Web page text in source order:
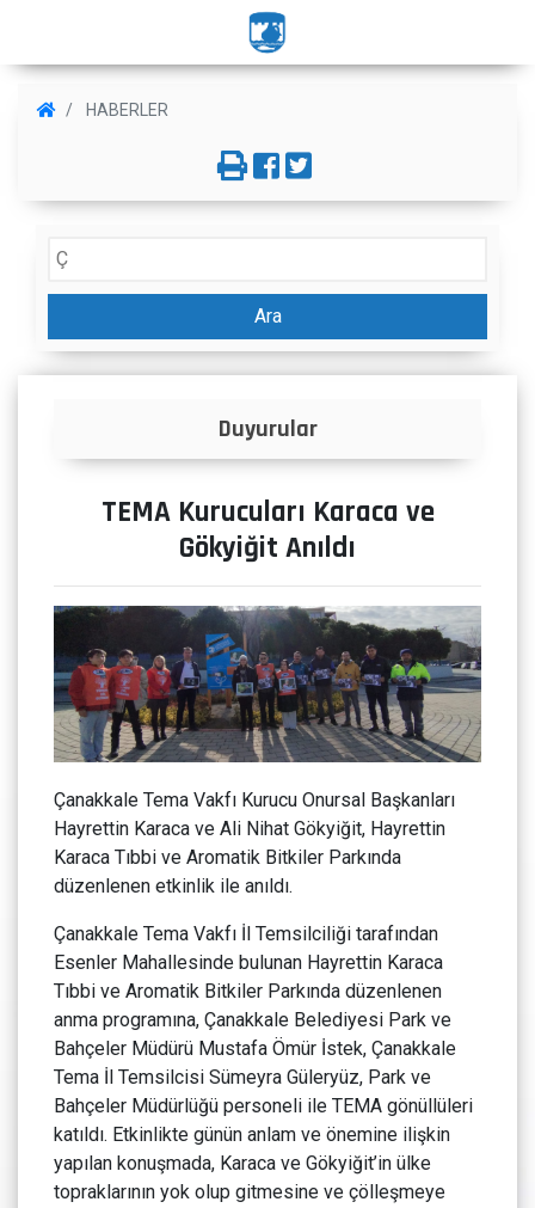
HABERLER
Ara
TEMA Kurucuları Karaca ve
Gökyiğit Anıldı
Çanakkale Tema Vakfı Kurucu Onursal Başkanları
Hayrettin Karaca ve Ali Nihat Gökyiğit, Hayrettin
Karaca Tıbbi ve Aromatik Bitkiler Parkında
düzenlenen etkinlik ile anıldı.
Çanakkale Tema Vakfı İl Temsilciliği tarafından
Esenler Mahallesinde bulunan Hayrettin Karaca
Tıbbi ve Aromatik Bitkiler Parkında düzenlenen
anma programına, Çanakkale Belediyesi Park ve
Bahçeler Müdürü Mustafa Ömür İstek, Çanakkale
Tema İl Temsilcisi Sümeyra Güleryüz, Park ve
Bahçeler Müdürlüğü personeli ile TEMA gönüllüleri
katıldı. Etkinlikte günün anlam ve önemine ilişkin
yapılan konuşmada, Karaca ve Gökyiğit’in ülke
topraklarının yok olup gitmesine ve çölleşmeye